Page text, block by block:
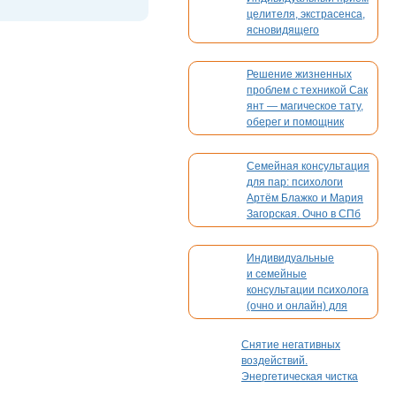
целителя, экстрасенса,
ясновидящего
Решение жизненных
проблем с техникой Сак
янт — магическое тату,
оберег и помощник
Семейная консультация
для пар: психологи
Артём Блажко и Мария
Загорская. Очно в СПб
и онлайн
Индивидуальные
и семейные
консультации психолога
(очно и онлайн) для
взрослых и детей
Снятие негативных
воздействий.
Энергетическая чистка